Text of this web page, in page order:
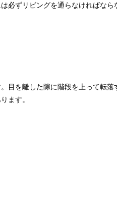
必ずリビングを通らなければなら
目を離した隙に階段を上って転落
ます。